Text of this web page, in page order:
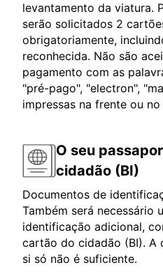
levantamento da viatura.
serão solicitados 2
obrigatoriamente,
reconhecida. Não são
pagamento com as
"pré-pago", "electron",
impressas na frente ou
O seu
cidadão (BI)
Documentos de
Também será necessário
identificação adicional,
cartão do cidadão (BI). A
si só não é suficiente.